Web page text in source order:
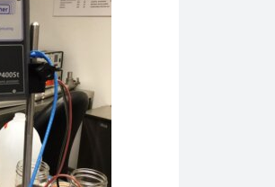
粒子に分散します。